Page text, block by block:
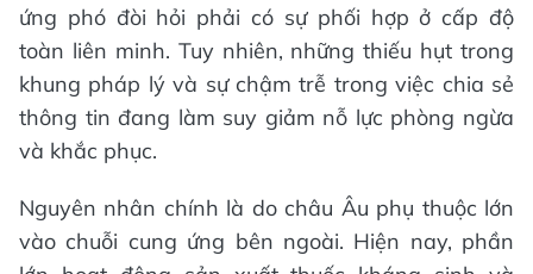
ứng phó đòi hỏi phải có sự phối hợp ở cấp độ
toàn liên minh. Tuy nhiên, những thiếu hụt trong
khung pháp lý và sự chậm trễ trong việc chia sẻ
thông tin đang làm suy giảm nỗ lực phòng ngừa
và khắc phục.
Nguyên nhân chính là do châu Âu phụ thuộc lớn
vào chuỗi cung ứng bên ngoài. Hiện nay, phần